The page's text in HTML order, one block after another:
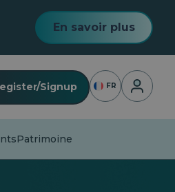
En savoir plus
Signup FR
Patrimoine